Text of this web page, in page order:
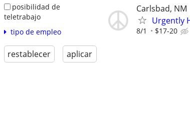
posibilidad de
teletrabajo
tipo de empleo
restablecer aplicar
Carlsbad, NM
Urgently
8/1 $17-20